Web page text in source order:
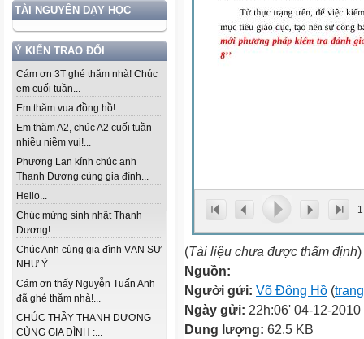
TÀI NGUYÊN DẠY HỌC
Ý KIẾN TRAO ĐỔI
Cám ơn 3T ghé thăm nhà! Chúc
em cuối tuần...
Em thăm vua đồng hồ!...
Em thăm A2, chúc A2 cuối tuần
nhiều niềm vui!...
Phương Lan kính chúc anh
Thanh Dương cùng gia đình...
Hello...
Chúc mừng sinh nhật Thanh
Dương!...
Chúc Anh cùng gia đình VẠN SỰ
NHƯ Ý ...
Cám ơn thấy Nguyễn Tuấn Anh
đã ghé thăm nhà!...
CHÚC THẦY THANH DƯƠNG
CÙNG GIA ĐÌNH :...
1
(Tài liệu chưa được thẩm định)
Nguồn:
Người gửi: Võ Đông Hồ (
Ngày gửi: 22h:06' 04-12-2010
Dung lượng: 62.5 KB